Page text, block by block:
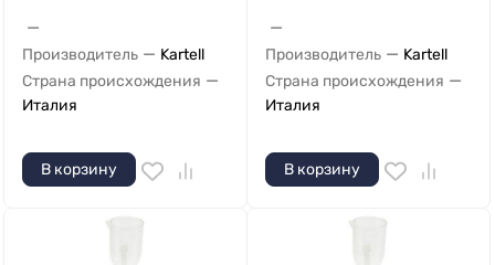
—
Производитель — Kartell
Страна происхождения —
Италия
В корзину
—
Производитель — Kartell
Страна происхождения —
Италия
В корзину